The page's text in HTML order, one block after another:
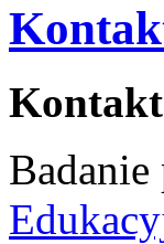
Kontakt
Badanie